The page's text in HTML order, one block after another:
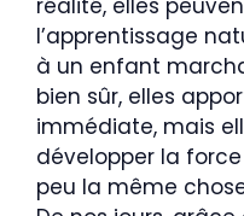
réalité, elles
l’apprentissage
à un enfant
bien sûr, elles
immédiate, mais
développer la
peu la même